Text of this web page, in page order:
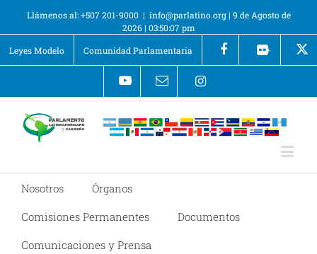
Llámenos al: +507 201-9000 | info@parlatino.org| 9 de Agosto de
2026 | 03:50:08 pm
Leyes Modelo
Comunidad Parlamentaria +
Nosotros
Órganos
Comisiones Permanentes
Documentos
Comunicaciones y Prensa